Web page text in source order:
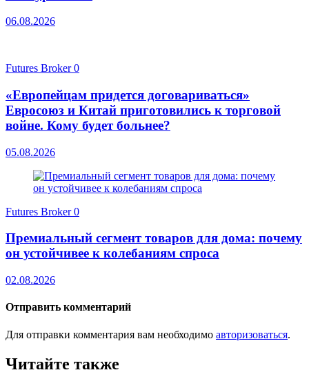
06.08.2026
Futures Broker0
«Европейцам придется договариваться»
Евросоюз и Китай приготовились к торговой
войне. Кому будет больнее?
05.08.2026
Futures Broker0
Премиальный сегмент товаров для дома: почему
он устойчивее к колебаниям спроса
02.08.2026
Отправить комментарий
Для отправки комментария вам необходимо авторизоваться.
Читайте также